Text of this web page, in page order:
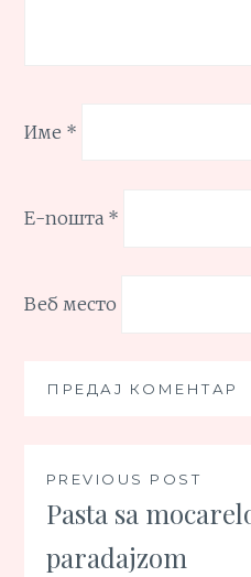
Име *
Е-пошта *
Веб место
Кретање
чланка
PREVIOUS POST
Pasta sa
paradajzom